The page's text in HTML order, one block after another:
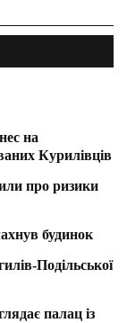
на
Курилівців
про ризики
будинок
Подільської
палац із